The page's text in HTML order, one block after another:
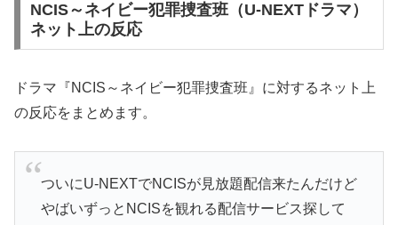
NCIS～ネイビー犯罪捜査班（U-NEXTドラマ）
ネット上の反応
ドラマ『NCIS～ネイビー犯罪捜査班』に対するネット上
の反応をまとめます。
ついにU-NEXTでNCISが見放題配信来たんだけど
やばいずっとNCISを観れる配信サービス探して